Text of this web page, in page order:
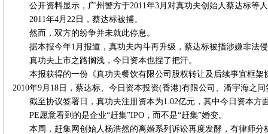
公开资料显示，广州警方于2011年3月对真功夫创始人蔡达标等
2011年4月22日，蔡达标被捕。
然而，双方的纷争并未就此停息。
据本报今年1月报道，真功夫内斗再升级，蔡达标被指涉嫌非法
真功夫上市之路搁浅，今日资本也捏了把汗。
本报获得的一份《真功夫餐饮有限公司股权转让及后续事宜框
2010年9月18日，蔡达标、今日资本投资(香港)有限公司、潘宇海之
截至协议签署日，真功夫注册资本为1.02亿元，其中今日资本方
PE愿意看到的是企业“赶集”IPO，而不是“赶集”婚变。
本周，赶集网创始人杨浩然的离婚系列诉讼再度发酵，有律师